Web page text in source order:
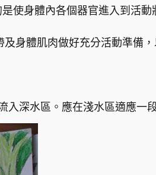
使身體內各個器官進入到活動
身體肌肉做好充分活動準備，
深水區。應在淺水區適應一